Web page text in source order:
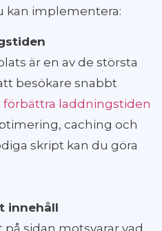
kan implementera:
är en av de största
besökare snabbt
förbättra laddningstiden
caching och
skript kan du göra
innehåll